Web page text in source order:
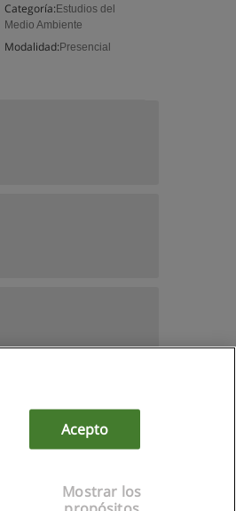
Categoría: Estudios del
Medio Ambiente
Modalidad: Presencial
Acepto
Mostrar los